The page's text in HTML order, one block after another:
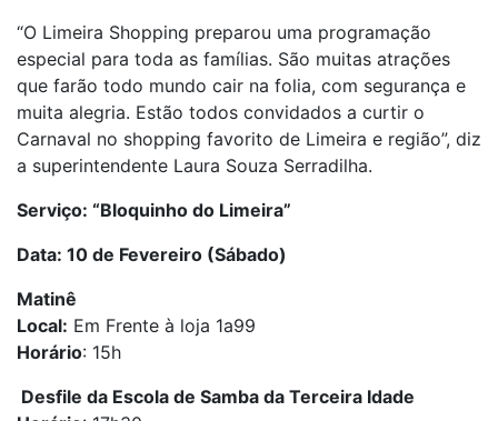
“O Limeira Shopping preparou uma programação
especial para toda as famílias. São muitas atrações
que farão todo mundo cair na folia, com segurança e
muita alegria. Estão todos convidados a curtir o
Carnaval no shopping favorito de Limeira e região”, diz
a superintendente Laura Souza Serradilha.
Serviço: “Bloquinho do Limeira”
Data: 10 de Fevereiro (Sábado)
Matinê
Local: Em Frente à loja 1a99
Horário: 15h
Desfile da Escola de Samba da Terceira Idade